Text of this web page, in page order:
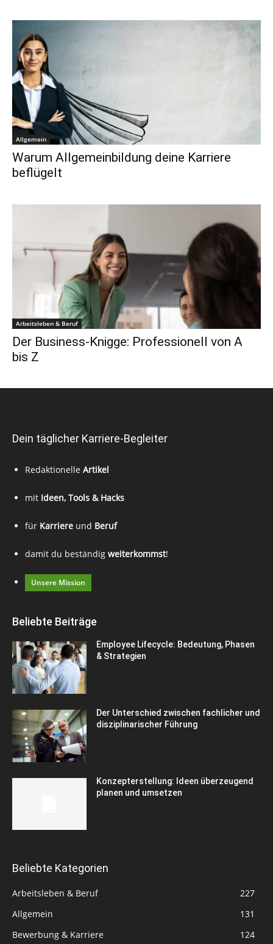
Allgemein
Warum Allgemeinbildung deine Karriere
beflügelt
Arbeitsleben & Beruf
Der Business-Knigge: Professionell von A
bis Z
Dein täglicher Karriere-Begleiter
Redaktionelle Artikel
mit Ideen, Tools & Hacks
für Karriere und Beruf
damit du beständig weiterkommst!
Unsere Mission
Beliebte Beiträge
Employee Lifecycle: Bedeutung, Phasen
& Strategien
Der Unterschied zwischen fachlicher und
disziplinarischer Führung
Konzepterstellung: Ideen überzeugend
planen und umsetzen
Beliebte Kategorien
Arbeitsleben & Beruf
227
Allgemein
131
Bewerbung & Karriere
124